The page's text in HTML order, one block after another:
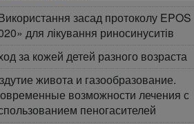
засад протоколу EPOS
для лікування риносинуситів
за кожей детей разного возраста
живота и газообразование.
возможности лечения с
пеногасителей